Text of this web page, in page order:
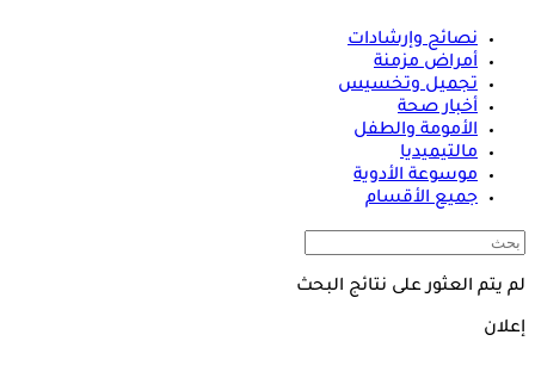
نصائح وإرشادات
أمراض مزمنة
تجميل وتخسيس
أخبار صحة
الأمومة والطفل
مالتيميديا
موسوعة الأدوية
جميع الأقسام
لم يتم العثور على نتائج البحث
إعلان